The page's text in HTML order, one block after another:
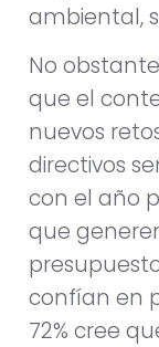
ambiental,
No
que el
nuevos
directivos
con el año
que
confían en
72% cree